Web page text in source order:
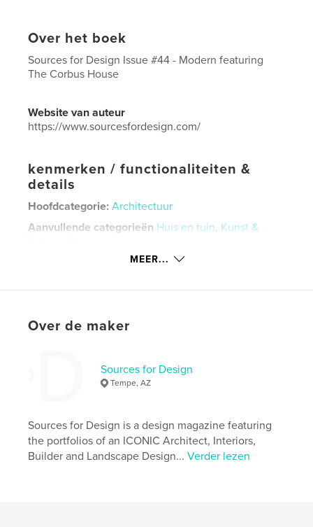
Over het boek
Sources for Design Issue #44 - Modern featuring
The Corbus House
Website van auteur
https://www.sourcesfordesign.com/
kenmerken / functionaliteiten &
details
Hoofdcategorie: Architectuur
Aanvullende categorieën Huis en tuin, Kunst &
US Letter, 22×28 cm
Taal
English
MEER...
Over de maker
Sources for Design
Tempe, AZ
Sources for Design is a design magazine featuring
the portfolios of an ICONIC Architect, Interiors,
Builder and Landscape Design...Verder lezen